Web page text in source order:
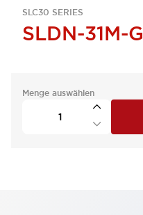
SLC30 SERIES
SLDN-31M-
Menge auswählen